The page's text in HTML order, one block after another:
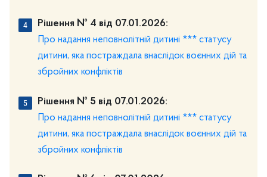
Рішення № 4 від 07.01.2026:
Про надання неповнолітній дитині *** статусу
дитини, яка постраждала внаслідок воєнних дій та
збройних конфліктів
Рішення № 5 від 07.01.2026:
Про надання неповнолітній дитині *** статусу
дитини, яка постраждала внаслідок воєнних дій та
збройних конфліктів